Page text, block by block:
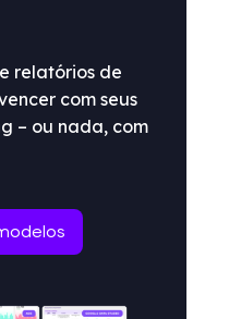
relatórios de
com seus
– ou nada, com